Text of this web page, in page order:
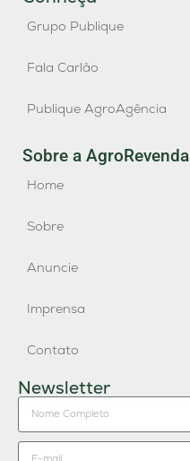
Grupo Publique
Fala Carlão
Publique AgroAgência
Sobre a AgroRevenda
Home
Sobre
Anuncie
Imprensa
Contato
Newsletter